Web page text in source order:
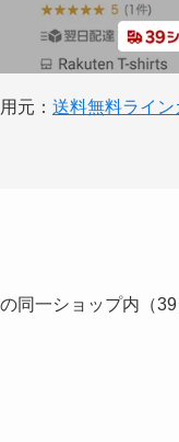
元： 送料無料ライン
同一ショップ内（